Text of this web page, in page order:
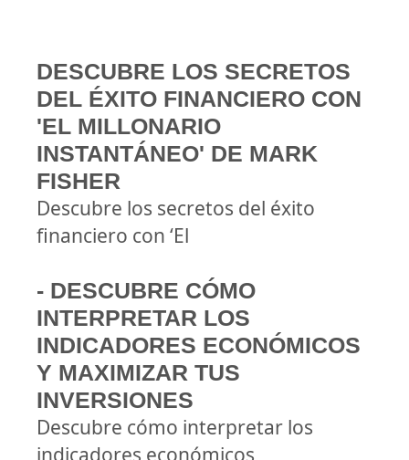
DESCUBRE LOS SECRETOS
DEL ÉXITO FINANCIERO CON
'EL MILLONARIO
INSTANTÁNEO' DE MARK
FISHER
Descubre los secretos del éxito
financiero con ‘El
- DESCUBRE CÓMO
INTERPRETAR LOS
INDICADORES ECONÓMICOS
Y MAXIMIZAR TUS
INVERSIONES
Descubre cómo interpretar los
indicadores económicos